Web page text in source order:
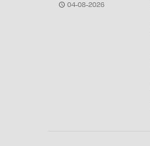
04-08-2026